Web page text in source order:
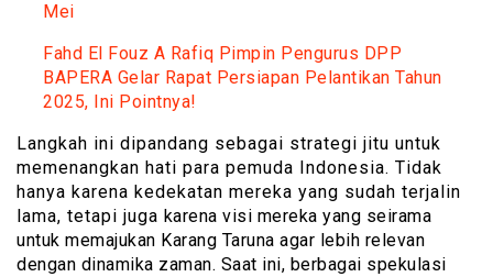
Mei
Fahd El Fouz A Rafiq Pimpin Pengurus DPP
BAPERA Gelar Rapat Persiapan Pelantikan Tahun
2025, Ini Pointnya!
Langkah ini dipandang sebagai strategi jitu untuk
memenangkan hati para pemuda Indonesia. Tidak
hanya karena kedekatan mereka yang sudah terjalin
lama, tetapi juga karena visi mereka yang seirama
untuk memajukan Karang Taruna agar lebih relevan
dengan dinamika zaman. Saat ini, berbagai spekulasi